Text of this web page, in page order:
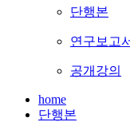
단행본
연구보고
공개강의
home
단행본